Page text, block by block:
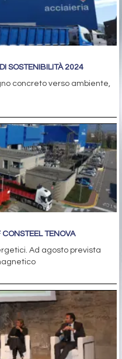
SOSTENIBILITÀ 2024
concreto verso ambiente,
TENOVA
Ad agosto prevista